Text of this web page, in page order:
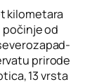
kilometara
od
prirode
13 vrsta